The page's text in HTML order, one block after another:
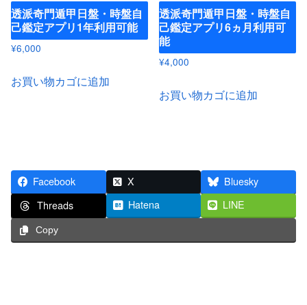
透派奇門遁甲日盤・時盤自
己鑑定アプリ1年利用可能
¥6,000
お買い物カゴに追加
透派奇門遁甲日盤・時盤自
己鑑定アプリ6ヵ月利用可
能
¥4,000
お買い物カゴに追加
Facebook X
Bluesky
Threads
Hatena LINE
Copy